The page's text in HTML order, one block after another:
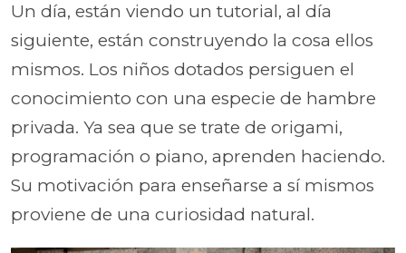
Un día, están viendo un tutorial, al día
siguiente, están construyendo la cosa ellos
mismos. Los niños dotados persiguen el
conocimiento con una especie de hambre
privada. Ya sea que se trate de origami,
programación o piano, aprenden haciendo.
Su motivación para enseñarse a sí mismos
proviene de una curiosidad natural.